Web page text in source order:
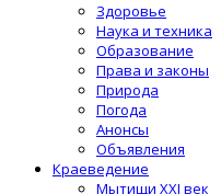
Здоровье
Наука и техника
Образование
Права и законы
Природа
Погода
Анонсы
Объявления
Краеведение
Мытищи XXI век